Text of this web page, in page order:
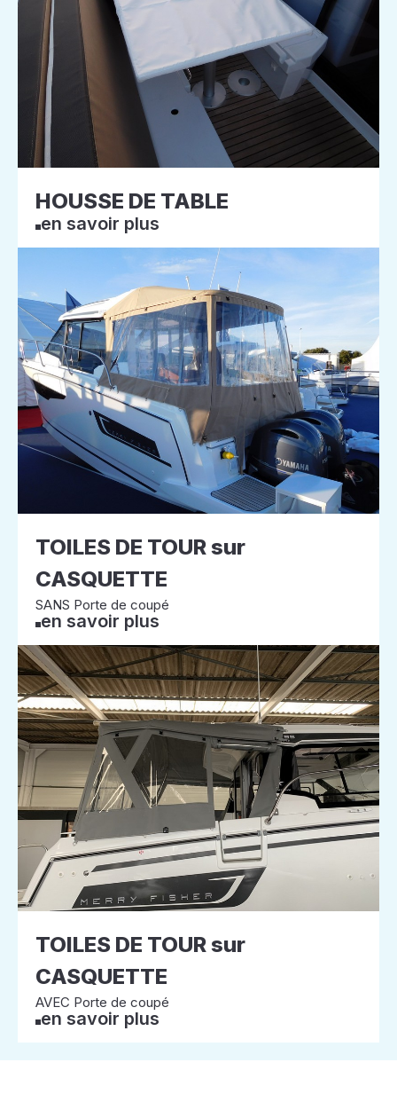
HOUSSE DE TABLE
en savoir plus
TOILES DE TOUR sur
CASQUETTE
SANS Porte de coupé
en savoir plus
TOILES DE TOUR sur
CASQUETTE
AVEC Porte de coupé
en savoir plus